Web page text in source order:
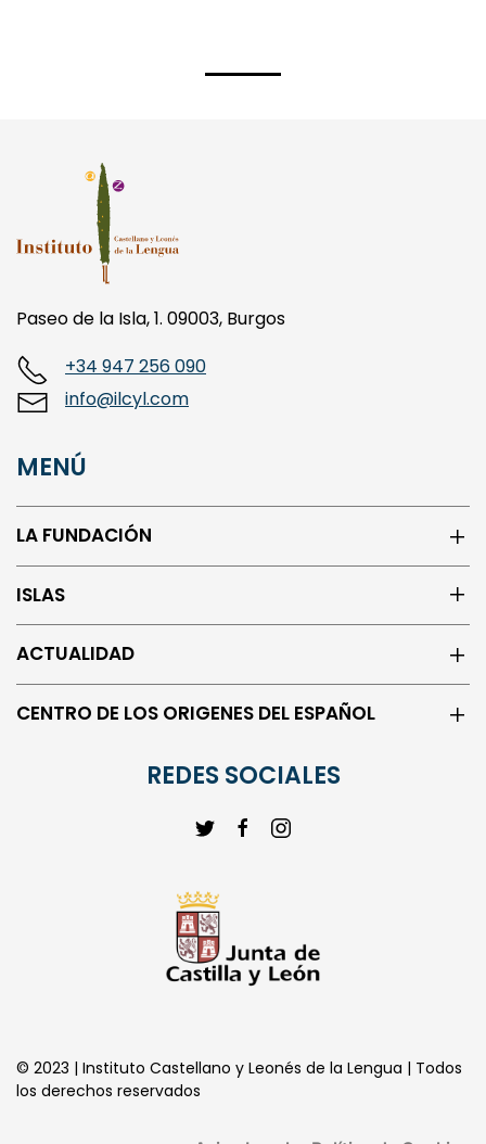
Paseo de la Isla, 1. 09003, Burgos
info@ilcyl.com
LA FUNDACIÓN
ISLAS
ACTUALIDAD
CENTRO DE LOS ORIGENES DEL ESPAÑOL
los derechos reservados